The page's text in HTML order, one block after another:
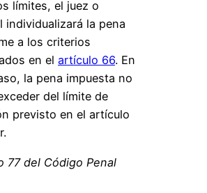
límites, el juez o
individualizará la pena
a los criterios
en el artículo 66. En
la pena impuesta no
del límite de
previsto en el artículo
77 del Código Penal